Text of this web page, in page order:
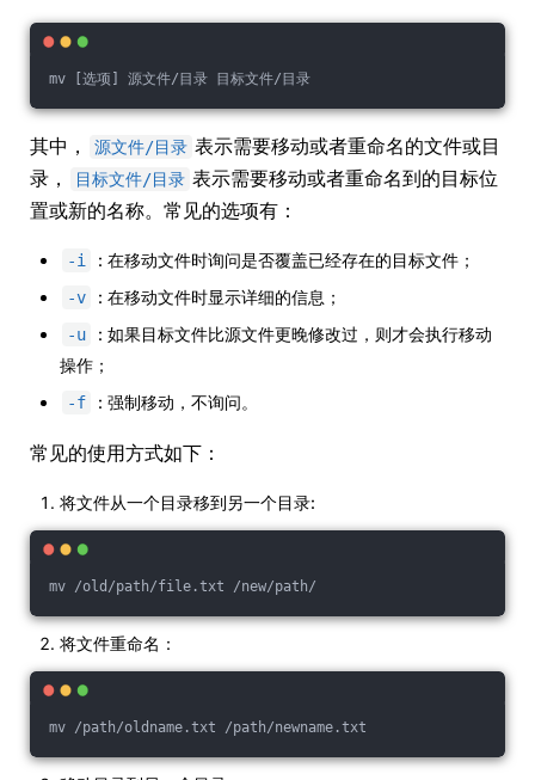
mv [选项] 源文件/目录 目标文件/目录
其中， 源文件/目录 表示需要移动或者重命名的文件或目
录，
目标文件/目录 表示需要移动或者重命名到的目标位
置或新的名称。常见的选项有：
-i : 在移动文件时询问是否覆盖已经存在的目标文件；
-v : 在移动文件时显示详细的信息；
-u
: 如果目标文件比源文件更晚修改过，则才会执行移动
操作；
-f : 强制移动，不询问。
常见的使用方式如下：
将文件从一个目录移到另一个目录:
mv /old/path/file.txt /new/path/
将文件重命名：
mv /path/oldname.txt /path/newname.txt